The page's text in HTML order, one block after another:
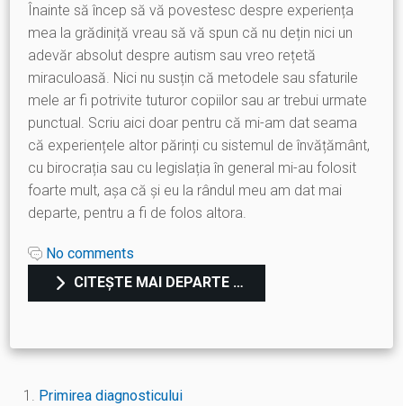
Înainte să încep să vă povestesc despre experiența
mea la grădiniță vreau să vă spun că nu dețin nici un
adevăr absolut despre autism sau vreo rețetă
miraculoasă. Nici nu susțin că metodele sau sfaturile
mele ar fi potrivite tuturor copiilor sau ar trebui urmate
punctual. Scriu aici doar pentru că mi-am dat seama
că experiențele altor părinți cu sistemul de învățământ,
cu birocrația sau cu legislația în general mi-au folosit
foarte mult, așa că și eu la rândul meu am dat mai
departe, pentru a fi de folos altora.
No comments
CITEȘTE MAI DEPARTE …
Primirea diagnosticului